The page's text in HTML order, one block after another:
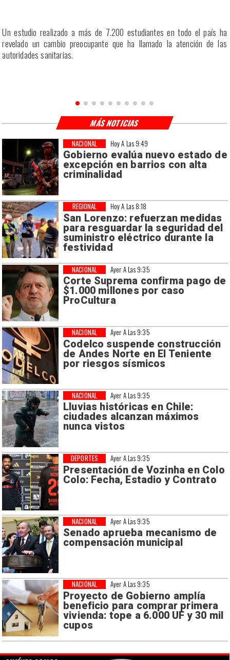
Un estudio realizado a más de 7.200 estudiantes en todo el país ha
revelado un cambio preocupante que ha llamado la atención de las
autoridades sanitarias.
Hoy A Las 9:49
Gobierno evalúa nuevo estado de
excepción en barrios con alta
criminalidad
NACIONAL
Hoy A Las 8:18
San Lorenzo: refuerzan medidas
para resguardar la seguridad del
suministro eléctrico durante la
festividad
REGIONAL
Ayer A Las 9:35
Corte Suprema confirma pago de
$1.000 millones por caso
ProCultura
NACIONAL
Ayer A Las 9:35
Codelco suspende construcción
de Andes Norte en El Teniente
por riesgos sísmicos
NACIONAL
Ayer A Las 9:35
Lluvias históricas en Chile:
ciudades alcanzan máximos
nunca vistos
NACIONAL
Ayer A Las 9:35
Presentación de Vozinha en Colo
Colo: Fecha, Estadio y Contrato
DEPORTES
Ayer A Las 9:35
Senado aprueba mecanismo de
compensación municipal
NACIONAL
Ayer A Las 9:35
Proyecto de Gobierno amplía
beneficio para comprar primera
vivienda: tope a 6.000 UF y 30 mil
cupos
NACIONAL
MÁS NOTICIAS